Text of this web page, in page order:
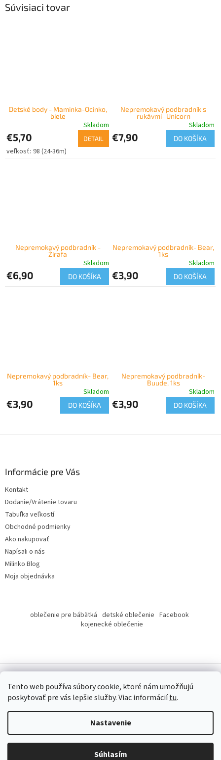
Tento web používa súbory cookie, ktoré nám umožňujú
poskytovať pre vás lepšie služby.Viac informáciítu.
Nastavenie
Súhlasím
Súvisiaci tovar
Detské body - Maminka-Ocinko,
biele
Skladom
€5,70 DETAIL
98 (24-36m)
Nepremokavý podbradník s
rukávmi- Unicorn
Skladom
€7,90 DO KOŠÍKA
Nepremokavý podbradník -
Žirafa
Skladom
€6,90 DO KOŠÍKA
Nepremokavý podbradník- Bear,
1ks
Skladom
€3,90 DO KOŠÍKA
Nepremokavý podbradník- Bear,
1ks
Skladom
€3,90 DO KOŠÍKA
Nepremokavý podbradník-
Buude, 1ks
Skladom
€3,90 DO KOŠÍKA
Informácie pre Vás
Kontakt
Dodanie/Vrátenie tovaru
Tabuľka veľkostí
Obchodné podmienky
Ako nakupovať
Napísali o nás
Milinko Blog
Moja objednávka
oblečenie pre bábätká detské oblečenie Facebook
kojenecké oblečenie